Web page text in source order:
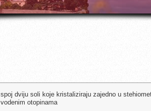
spoj dviju soli koje kristaliziraju zajedno u
vodenim otopinama